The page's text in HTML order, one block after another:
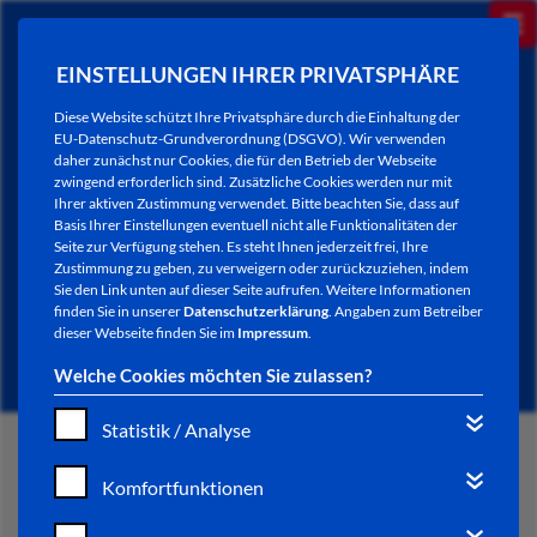
EINSTELLUNGEN IHRER PRIVATSPHÄRE
Diese Website schützt Ihre Privatsphäre durch die Einhaltung der
EU-Datenschutz-Grundverordnung (DSGVO). Wir verwenden
daher zunächst nur Cookies, die für den Betrieb der Webseite
zwingend erforderlich sind. Zusätzliche Cookies werden nur mit
Ihrer aktiven Zustimmung verwendet. Bitte beachten Sie, dass auf
Basis Ihrer Einstellungen eventuell nicht alle Funktionalitäten der
Seite zur Verfügung stehen. Es steht Ihnen jederzeit frei, Ihre
Zustimmung zu geben, zu verweigern oder zurückzuziehen, indem
Sie den Link unten auf dieser Seite aufrufen. Weitere Informationen
finden Sie in unsererDatenschutzerklärung. Angaben zum Betreiber
dieser Webseite finden Sie im Impressum.
Welche Cookies möchten Sie zulassen?
Statistik / Analyse
Komfortfunktionen
NEWSLETTER / CITY LETTER
START